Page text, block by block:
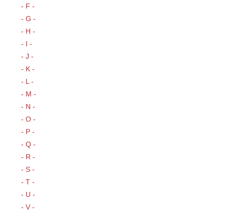
- F -
- G -
- H -
- I -
- J -
- K -
- L -
- M -
- N -
- O -
- P -
- Q -
- R -
- S -
- T -
- U -
- V -